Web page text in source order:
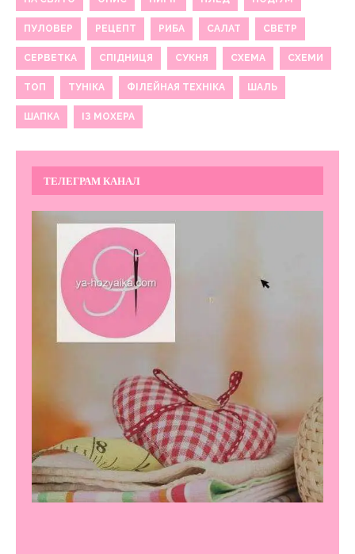
ПУЛОВЕР РЕЦЕПТ РИБА САЛАТ СВЕТР
СЕРВЕТКА СПІДНИЦЯ СУКНЯ СХЕМА СХЕМИ
ТОП ТУНІКА ФІЛЕЙНАЯ ТЕХНІКА ШАЛЬ
ШАПКА ІЗ МОХЕРА
ТЕЛЕГРАМ КАНАЛ